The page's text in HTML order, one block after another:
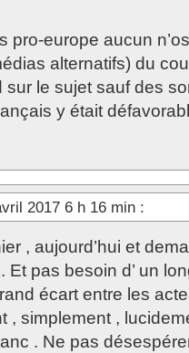
pro-europe aucun
alternatifs) du
le sujet sauf des
y était
2017 6 h 16 min :
, aujourd’hui et
Et pas besoin d’ un
écart entre les
, simplement ,
. Ne pas